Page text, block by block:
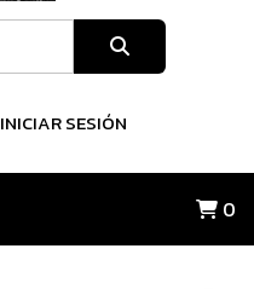
INICIAR SESIÓN
0